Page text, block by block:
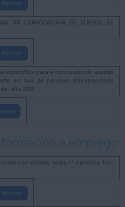
Amosar
DA CONVOCATORIA DE CURSOS DE
Amosar
específica para a concesión de axudas
en taxi de persoas discapacidade
año 2025
e emprego
corrección errores notas 1º ejercicio Tec.
Amosar